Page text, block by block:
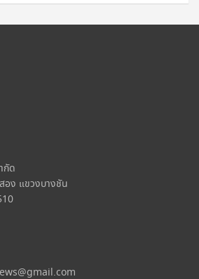
กัด
ง แขวงบางชัน